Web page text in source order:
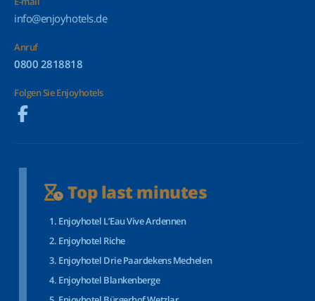
info@enjoyhotels.de
Anruf
0800 2818818
Folgen Sie Enjoyhotels
Top last minutes
Enjoyhotel L’Eau Vive Ardennen
Enjoyhotel Riche
Enjoyhotel Drie Paardekens Mechelen
Enjoyhotel Blankenberge